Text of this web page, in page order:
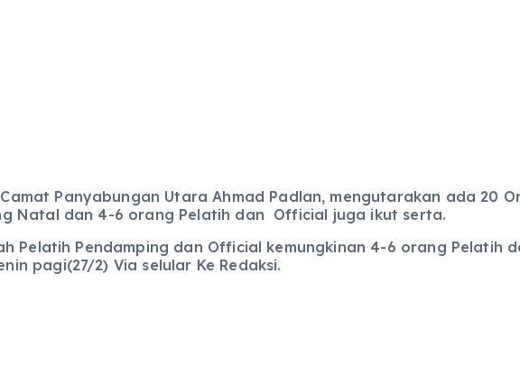
Camat Panyabungan Utara Ahmad Padlan, mengutarakan ada 20
Natal dan 4-6 orang Pelatih dan Official juga ikut serta.
Pelatih Pendamping dan Official kemungkinan 4-6 orang Pelatih
pagi(27/2) Via selular Ke Redaksi.